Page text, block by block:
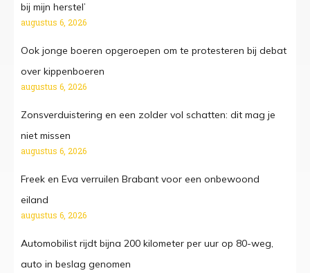
bij mijn herstel’
augustus 6, 2026
Ook jonge boeren opgeroepen om te protesteren bij debat
over kippenboeren
augustus 6, 2026
Zonsverduistering en een zolder vol schatten: dit mag je
niet missen
augustus 6, 2026
Freek en Eva verruilen Brabant voor een onbewoond
eiland
augustus 6, 2026
Automobilist rijdt bijna 200 kilometer per uur op 80-weg,
auto in beslag genomen